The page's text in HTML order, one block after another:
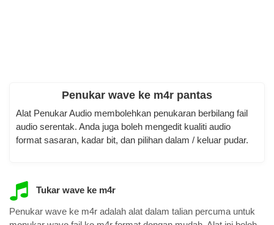
Penukar wave ke m4r pantas
Alat Penukar Audio membolehkan penukaran berbilang fail
audio serentak. Anda juga boleh mengedit kualiti audio
format sasaran, kadar bit, dan pilihan dalam / keluar pudar.
Tukar wave ke m4r
Penukar wave ke m4r adalah alat dalam talian percuma untuk